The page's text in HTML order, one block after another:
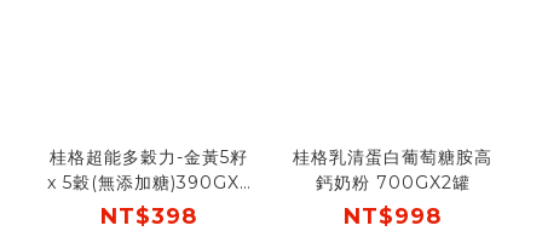
桂格超能多穀力-金黃5籽
x 5穀(無添加糖)390GX2
罐組
NT$398
桂格乳清蛋白葡萄糖胺高
鈣奶粉 700GX2罐
NT$998